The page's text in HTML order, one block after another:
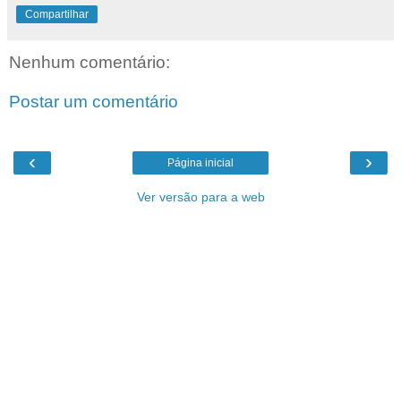
Compartilhar
Nenhum comentário:
Postar um comentário
‹ ›
Página inicial
Ver versão para a web